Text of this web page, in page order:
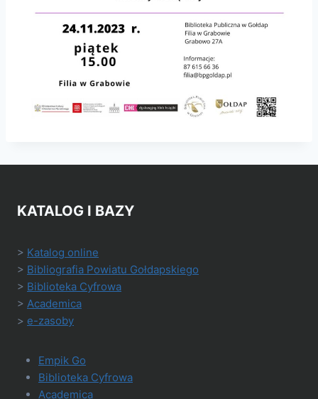
KATALOG I BAZY
> Katalog online
> Bibliografia Powiatu Gołdapskiego
> Biblioteka Cyfrowa
> Academica
> e-zasoby
Empik Go
Biblioteka Cyfrowa
Academica